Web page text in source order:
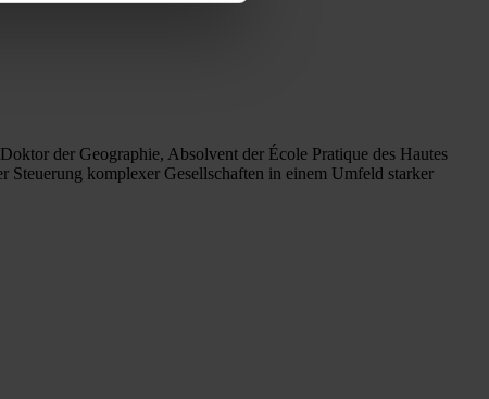
der Geographie, Absolvent der École Pratique des Hautes
Steuerung komplexer Gesellschaften in einem Umfeld starker